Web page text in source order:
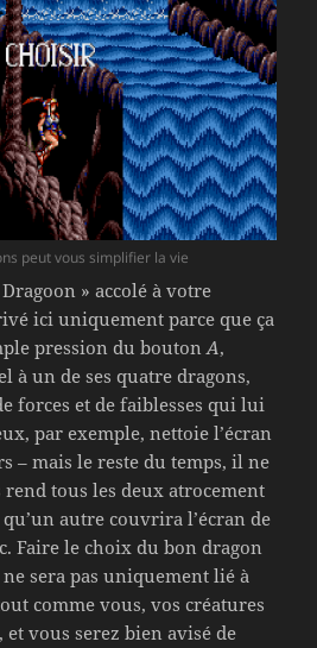
peut vous simplifier la vie
» accolé à votre
ici uniquement parce que ça
pression du boutonA,
à un de ses quatre dragons,
forces et de faiblesses qui lui
par exemple, nettoie l’écran
– mais le reste du temps, il ne
tous les deux atrocement
autre couvrira l’écran de
Faire le choix du bon dragon
sera pas uniquement lié à
comme vous, vos créatures
vous serez bien avisé de